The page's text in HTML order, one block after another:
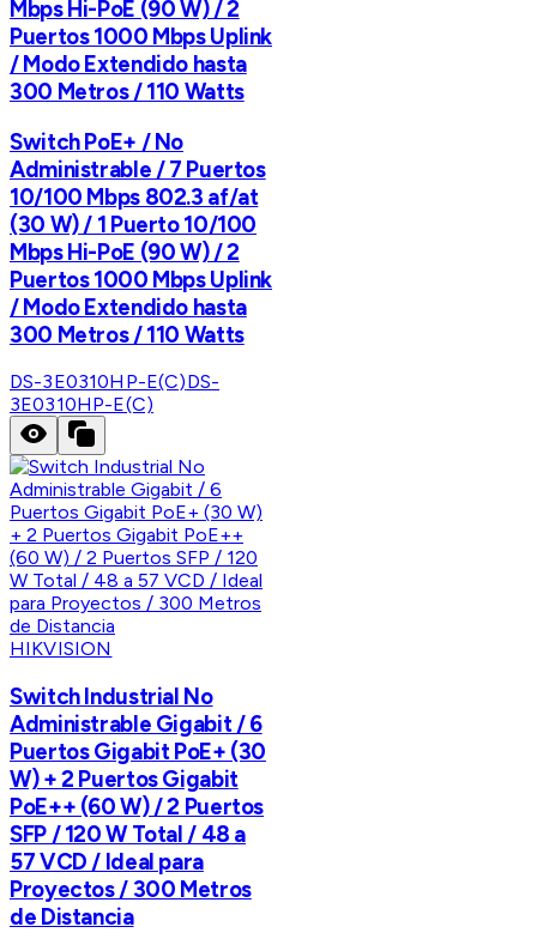
Mbps Hi-PoE (90 W) / 2
Puertos 1000 Mbps Uplink
/ Modo Extendido hasta
300 Metros / 110 Watts
Switch PoE+ / No
Administrable / 7 Puertos
10/100 Mbps 802.3 af/at
(30 W) / 1 Puerto 10/100
Mbps Hi-PoE (90 W) / 2
Puertos 1000 Mbps Uplink
/ Modo Extendido hasta
300 Metros / 110 Watts
DS-3E0310HP-E(C)DS-
3E0310HP-E(C)
HIKVISION
Switch Industrial No
Administrable Gigabit / 6
Puertos Gigabit PoE+ (30
W) + 2 Puertos Gigabit
PoE++ (60 W) / 2 Puertos
SFP / 120 W Total / 48 a
57 VCD / Ideal para
Proyectos / 300 Metros
de Distancia